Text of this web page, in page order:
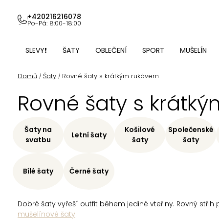
obsah
+420216216078
Po-Pá: 8:00-18:00
SLEVY❗ ŠATY OBLEČENÍ SPORT MUŠELÍN
Domů / Šaty / Rovné šaty s krátkým rukávem
Rovné šaty s
Dobré šaty vyřeší outfit během jediné vteřiny. Rovný
mušelínové šaty.
Šaty na
svatbu
Letní šaty
Košilové
šaty
Společenské
šaty
Bílé šaty Černé šaty